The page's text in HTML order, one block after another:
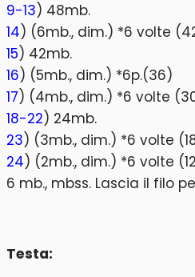
9-13) 48mb.
14) (6mb., dim.) *6 volte
15) 42mb.
16) (5mb., dim.) *6p.(36)
17) (4mb., dim.) *6 volte
18-22) 24mb.
23) (3mb., dim.) *6 volte
24) (2mb., dim.) *6 volte
6 mb., mbss. Lascia il filo
Testa: